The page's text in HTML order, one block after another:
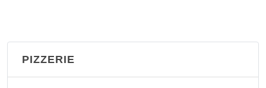
San Pietro Enoteca e Osteria
PIZZERIE